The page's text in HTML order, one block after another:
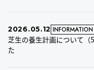
2026.05.12 INFORMATION
芝生の養生計画について
た